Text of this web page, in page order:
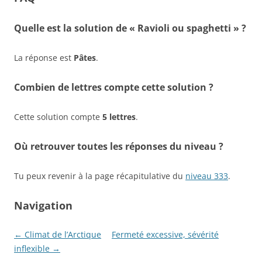
Quelle est la solution de « Ravioli ou spaghetti » ?
La réponse est Pâtes.
Combien de lettres compte cette solution ?
Cette solution compte 5 lettres.
Où retrouver toutes les réponses du niveau ?
Tu peux revenir à la page récapitulative du niveau 333.
Navigation
← Climat de l’Arctique
Fermeté excessive, sévérité
inflexible →